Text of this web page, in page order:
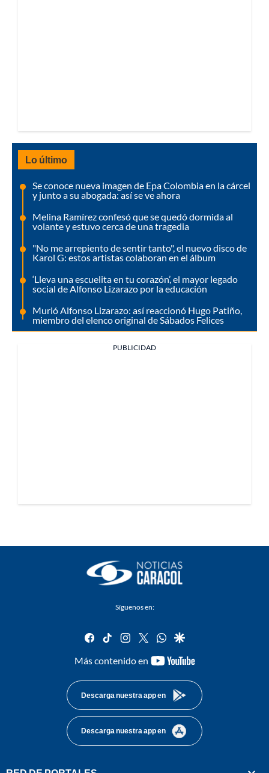
Lo último
Se conoce nueva imagen de Epa Colombia en la cárcel
y junto a su abogada: así se ve ahora
Melina Ramírez confesó que se quedó dormida al
volante y estuvo cerca de una tragedia
"No me arrepiento de sentir tanto", el nuevo disco de
Karol G: estos artistas colaboran en el álbum
‘Lleva una escuelita en tu corazón’, el mayor legado
social de Alfonso Lizarazo por la educación
Murió Alfonso Lizarazo: así reaccionó Hugo Patiño,
miembro del elenco original de Sábados Felices
PUBLICIDAD
Síguenos en:
facebook
tiktok instagram
twitterwhatsapp
google
Más contenido en
youtube-
Descarga nuestra app en
Descarga nuestra app en